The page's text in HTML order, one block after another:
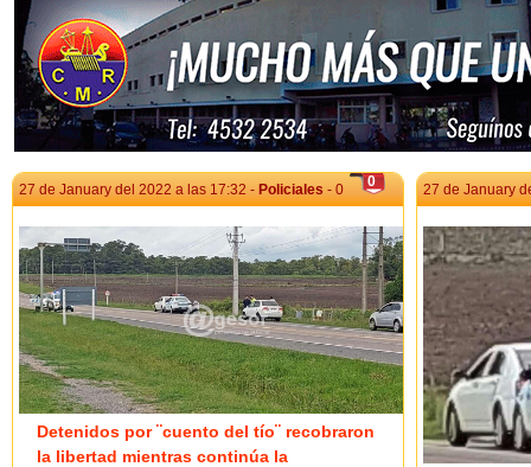
0
27 de January del 2022 a las 17:32 - Policiales - 0
Detenidos por ¨cuento del tío¨ recobraron
la libertad mientras continúa la
27 de January